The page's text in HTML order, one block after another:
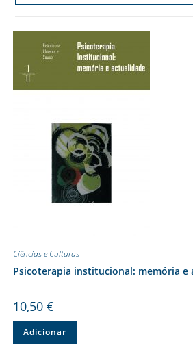
Ciências e Culturas
Psicoterapia institucional: memória e
10,50 €
Adicionar